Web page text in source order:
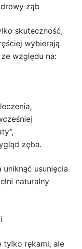
ząb
skuteczność,
wybierają
względu na:
zęba.
usunięcia
naturalny
tylko rękami, ale